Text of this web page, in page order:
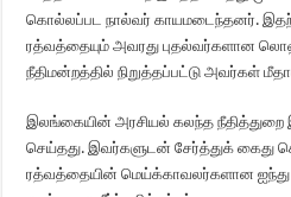
கொல்லப்பட நால்வர் காயமடைந்தனர்.
ரத்வத்தையும் அவரது புதல்வர்களான
நீதிமன்றத்தில் நிறுத்தப்பட்டு அவர்கள்
இலங்கையின் அரசியல் கலந்த நீதித்துறை
செய்தது. இவர்களுடன் சேர்த்துக் கைது
ரத்வத்தையின் மெய்க்காவலர்களான ஐந்து